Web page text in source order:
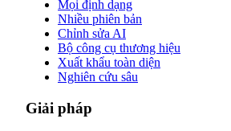
Mọi định dạng
Nhiều phiên bản
Chỉnh sửa AI
Bộ công cụ thương hiệu
Xuất khẩu toàn diện
Nghiên cứu sâu
Giải pháp